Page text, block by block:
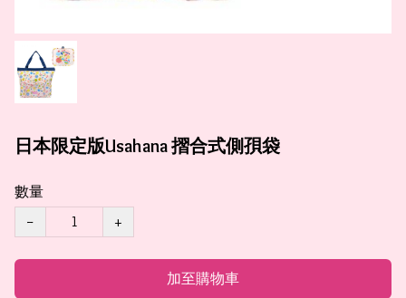
日本限定版Usahana 摺合式側孭袋
數量
−
+
加至購物車